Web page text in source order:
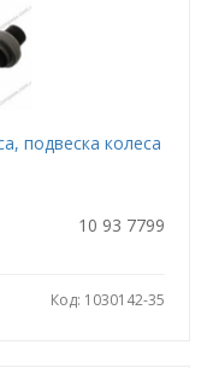
подвеска колеса
10 93 7799
Код: 1030142-35